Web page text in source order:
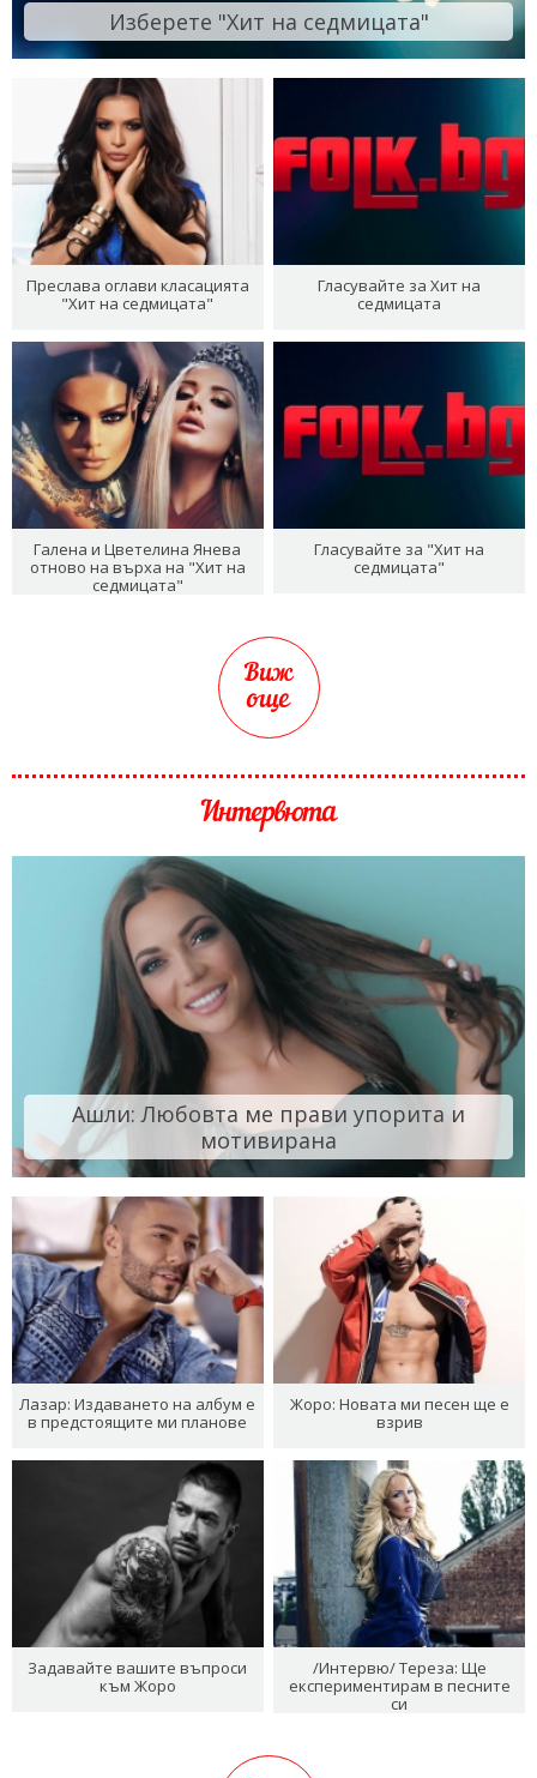
Изберете "Хит на седмицата"
Преслава оглави класацията
"Хит на седмицата"
Гласувайте за Хит на
седмицата
Галена и Цветелина Янева
отново на върха на "Хит на
седмицата"
Гласувайте за "Хит на
седмицата"
Виж
още
Интервюта
Ашли: Любовта ме прави упорита и
мотивирана
Лазар: Издаването на албум е
в предстоящите ми планове
Жоро: Новата ми песен ще е
взрив
Задавайте вашите въпроси
към Жоро
/Интервю/ Тереза: Ще
експериментирам в песните
си